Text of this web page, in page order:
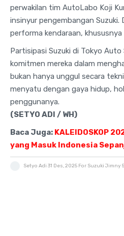
perwakilan tim AutoLabo Koji
insinyur pengembangan Suzuki.
performa kendaraan, khususnya
Partisipasi Suzuki di Tokyo
komitmen mereka dalam
bukan hanya unggul secara
menyatu dengan gaya hidup,
penggunanya.
(SETYO ADI / WH)
Baca Juga: KALEIDOSKOP
yang Masuk Indonesia
Setyo Adi 31 Des, 2025 For Suzuki Jimny